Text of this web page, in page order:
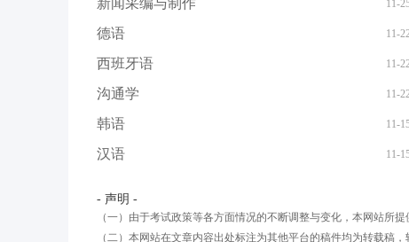
11-
新闻采编与制作
11-
德语
11-
西班牙语
11-
沟通学
11-
韩语
11-
汉语
- 声明 -
（一）由于考试政策等各方面情况的不断调整与变化，本网站所
（二）本网站在文章内容出处标注为其他平台的稿件均为转载稿